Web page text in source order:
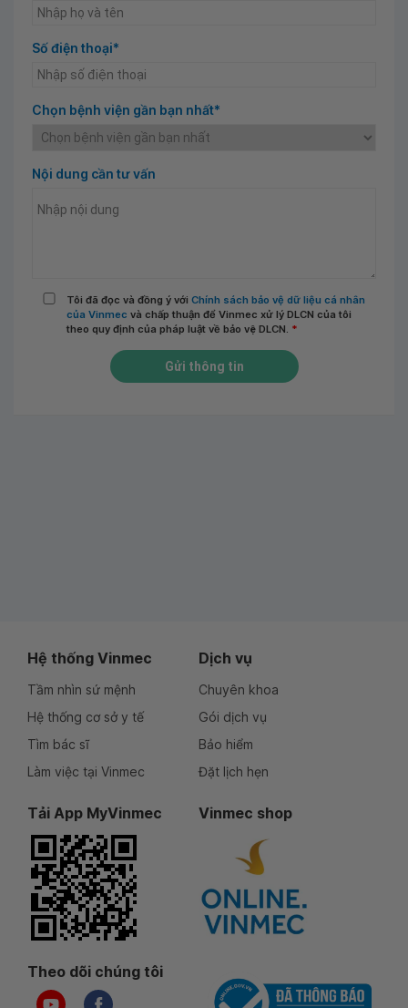
Số điện thoại*
Chọn bệnh viện gần bạn nhất*
Nội dung cần tư vấn
Tôi đã đọc và đồng ý với Chính sách bảo vệ dữ liệu cá nhân
của Vinmec và chấp thuận để Vinmec xử lý DLCN của tôi
theo quy định của pháp luật về bảo vệ DLCN. *
Gửi thông tin
Hệ thống Vinmec
Tầm nhìn sứ mệnh
Hệ thống cơ sở y tế
Tìm bác sĩ
Làm việc tại Vinmec
Dịch vụ
Chuyên khoa
Gói dịch vụ
Bảo hiểm
Đặt lịch hẹn
Tải App MyVinmec Vinmec shop
Theo dõi chúng tôi